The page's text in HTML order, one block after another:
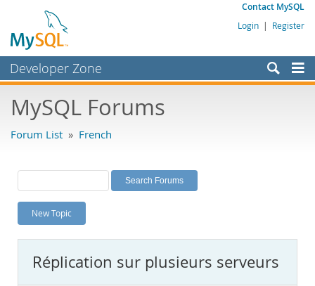
Contact MySQL
Login | Register
Developer Zone
Bugs
Labs
Planet MySQL
News and Events
MySQL.com
MySQL Forums
Forum List » French
New Topic
Réplication sur plusieurs serveurs